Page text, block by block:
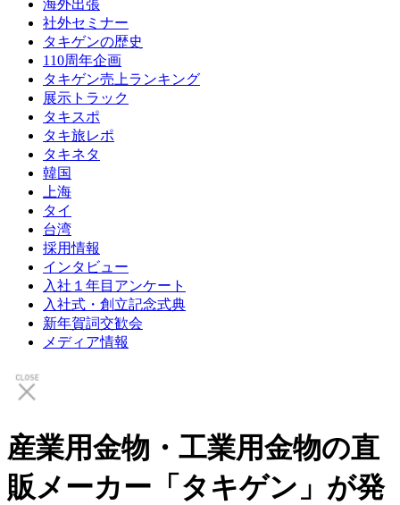
海外出張
社外セミナー
タキゲンの歴史
110周年企画
タキゲン売上ランキング
展示トラック
タキスポ
タキ旅レポ
タキネタ
韓国
上海
タイ
台湾
採用情報
インタビュー
入社１年目アンケート
入社式・創立記念式典
新年賀詞交歓会
メディア情報
産業用金物・工業用金物の直
販メーカー「タキゲン」が発